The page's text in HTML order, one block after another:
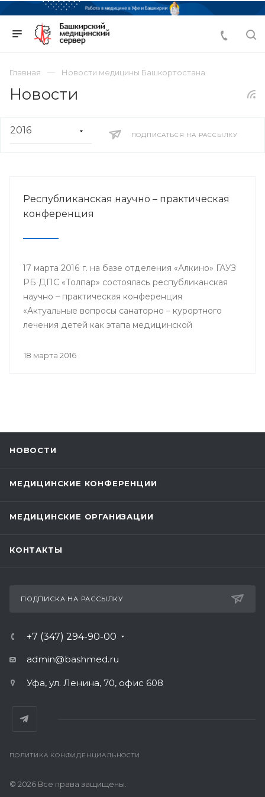
Главная Новости медицины Башкортостана
Новости
ПОДПИСАТЬСЯ НА РАССЫЛКУ
Республиканская научно – практическая
конференция
17 марта 2016 г. на базе отделения «Алкино» ГАУЗ
РБ ДПС «Толпар» состоялась республиканская
научно – практическая конференция
«Актуальные вопросы санаторно – курортного
лечения детей как этапа медицинской
санатории», посвященная 80 – летнему юбилею
18 марта 2016
НОВОСТИ
МЕДИЦИНСКИЕ КОНФЕРЕНЦИИ
МЕДИЦИНСКИЕ ОРГАНИЗАЦИИ
КОНТАКТЫ
ПОДПИСКА НА РАССЫЛКУ
+7 (347) 294-90-00
admin@bashmed.ru
Уфа, ул. Ленина, 70, офис 608
ПОЛИТИКА КОНФИДЕНЦИАЛЬНОСТИ
© 2026 Все права защищены.